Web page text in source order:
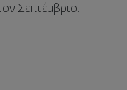
Σεπτέμβριο.